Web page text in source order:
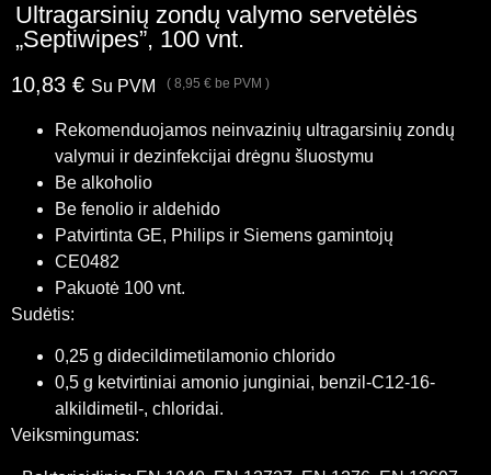
Ultragarsinių zondų valymo servetėlės
„Septiwipes”, 100 vnt.
10,83 € Su PVM ( 8,95 € be PVM )
Rekomenduojamos neinvazinių ultragarsinių zondų
valymui ir dezinfekcijai drėgnu šluostymu
Be alkoholio
Be fenolio ir aldehido
Patvirtinta GE, Philips ir Siemens gamintojų
CE0482
Pakuotė 100 vnt.
Sudėtis:
0,25 g didecildimetilamonio chlorido
0,5 g ketvirtiniai amonio junginiai, benzil-C12-16-
alkildimetil-, chloridai.
Veiksmingumas: